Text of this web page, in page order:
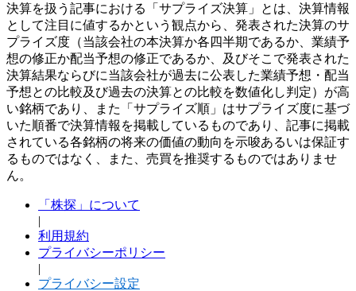
決算を扱う記事における「サプライズ決算」とは、決算情報
として注目に値するかという観点から、発表された決算のサ
プライズ度（当該会社の本決算か各四半期であるか、業績予
想の修正か配当予想の修正であるか、及びそこで発表された
決算結果ならびに当該会社が過去に公表した業績予想・配当
予想との比較及び過去の決算との比較を数値化し判定）が高
い銘柄であり、また「サプライズ順」はサプライズ度に基づ
いた順番で決算情報を掲載しているものであり、記事に掲載
されている各銘柄の将来の価値の動向を示唆あるいは保証す
るものではなく、また、売買を推奨するものではありませ
ん。
「株探」について
|
利用規約
プライバシーポリシー
|
プライバシー設定